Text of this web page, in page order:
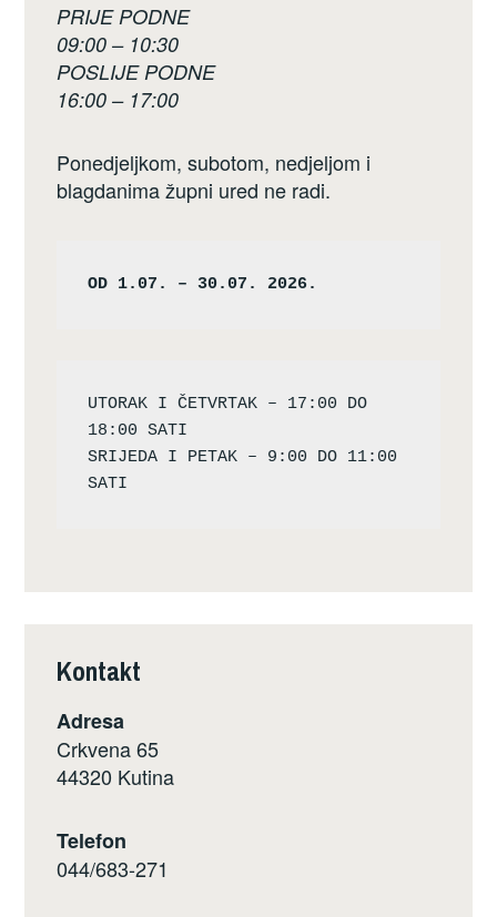
PRIJE PODNE
09:00 – 10:30
POSLIJE PODNE
16:00 – 17:00
Ponedjeljkom, subotom, nedjeljom i
blagdanima župni ured ne radi.
OD 1.07. – 30.07. 2026.
UTORAK I ČETVRTAK – 17:00 DO
18:00 SATI
SRIJEDA I PETAK – 9:00 DO 11:00
Kontakt
Adresa
Crkvena 65
44320 Kutina
Telefon
044/683-271